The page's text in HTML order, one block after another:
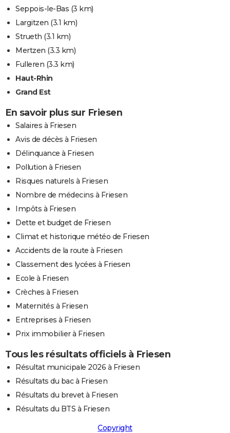
Seppois-le-Bas (3 km)
Largitzen (3.1 km)
Strueth (3.1 km)
Mertzen (3.3 km)
Fulleren (3.3 km)
Haut-Rhin
Grand Est
En savoir plus sur Friesen
Salaires à Friesen
Avis de décès à Friesen
Délinquance à Friesen
Pollution à Friesen
Risques naturels à Friesen
Nombre de médecins à Friesen
Impôts à Friesen
Dette et budget de Friesen
Climat et historique météo de Friesen
Accidents de la route à Friesen
Classement des lycées à Friesen
Ecole à Friesen
Crèches à Friesen
Maternités à Friesen
Entreprises à Friesen
Prix immobilier à Friesen
Tous les résultats officiels à Friesen
Résultat municipale 2026 à Friesen
Résultats du bac à Friesen
Résultats du brevet à Friesen
Résultats du BTS à Friesen
Copyright